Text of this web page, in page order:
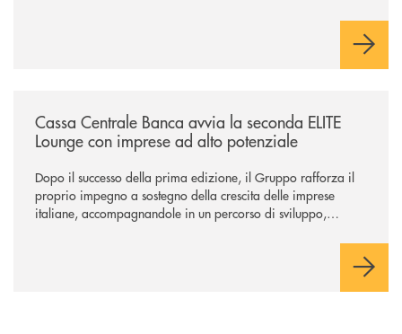
negoziazione esclusiva per la finalizzazione dell’operazione.
Cassa Centrale Banca avvia la seconda ELITE
Lounge con imprese ad alto potenziale
Dopo il successo della prima edizione, il Gruppo rafforza il
proprio impegno a sostegno della crescita delle imprese
italiane, accompagnandole in un percorso di sviluppo,